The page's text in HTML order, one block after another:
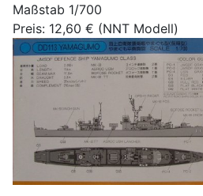
Maßstab 1/700
Preis: 12,60 € (NNT Modell)